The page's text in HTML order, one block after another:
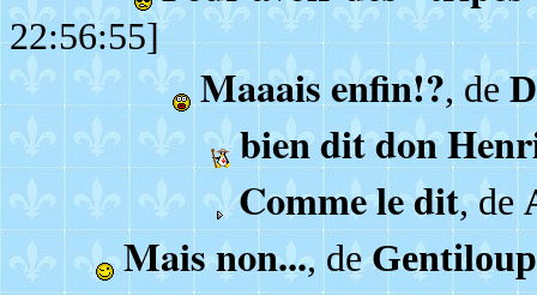
22:56:55]
Maaais enfin!?, de
bien dit don
Comme le dit, de
Mais non..., deGentiloup